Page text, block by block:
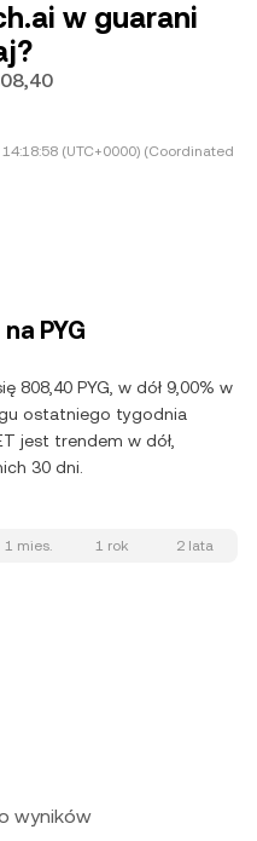
w guarani
(UTC+0000) (Coordinated
PYG
808,40 PYG, w dół 9,00% w
ostatniego tygodnia
jest trendem w dół,
30 dni.
1 mies. 1 rok 2 lata
wyników